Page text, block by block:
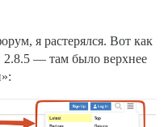
я растерялся. Вот как
2.8.5 — там было верхнее